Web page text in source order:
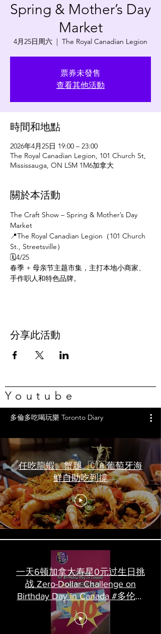
Spring & Mother’s Day
Market
4月25日周六
  |
The Royal Canadian Legion
票券未發售
查看其他活動
時間和地點
2026年4月25日 19:00 – 23:00
The Royal Canadian Legion, 101 Church St,
Mississauga, ON L5M 1M6加拿大
關於本活動
The Craft Show – Spring & Mother’s Day
Market
📍The Royal Canadian Legion（101 Church
St., Streetsville）
🗓️4/25
春季 + 母亲节主题市集，主打本地小商家、
手作职人和特色品牌。
分享此活動
Youtube
多倫多吃喝玩樂 Toronto Diary
任吃龍蝦、蟹腿…🇨🇦葡萄牙海
鮮自助吃到撐
一天6顿加拿大寿星0元过生日挑
战 Zero-Dollar Challenge on
Birthday Day in Canada #多伦多
吃喝玩乐 #多伦多美食
#torontofood